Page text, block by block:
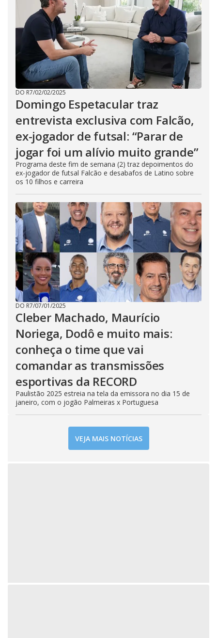
DO R7/02/02/2025
Domingo Espetacular traz
entrevista exclusiva com Falcão,
ex-jogador de futsal: “Parar de
jogar foi um alívio muito grande”
Programa deste fim de semana (2) traz depoimentos do
ex-jogador de futsal Falcão e desabafos de Latino sobre
os 10 filhos e carreira
DO R7/07/01/2025
Cleber Machado, Maurício
Noriega, Dodô e muito mais:
conheça o time que vai
comandar as transmissões
esportivas da RECORD
Paulistão 2025 estreia na tela da emissora no dia 15 de
janeiro, com o jogão Palmeiras x Portuguesa
VEJA MAIS NOTÍCIAS